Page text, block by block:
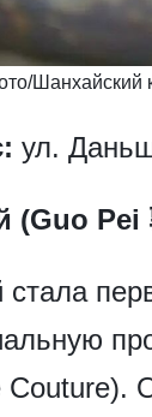
Шанхайский
ул.
(Guo Pei
стала
Couture).